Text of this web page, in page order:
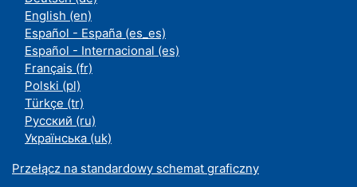
English ‎(en)‎
Español - España ‎(es_es)‎
Español - Internacional ‎(es)‎
Français ‎(fr)‎
Polski ‎(pl)‎
Türkçe ‎(tr)‎
Русский ‎(ru)‎
Українська ‎(uk)‎
Przełącz na standardowy schemat graficzny